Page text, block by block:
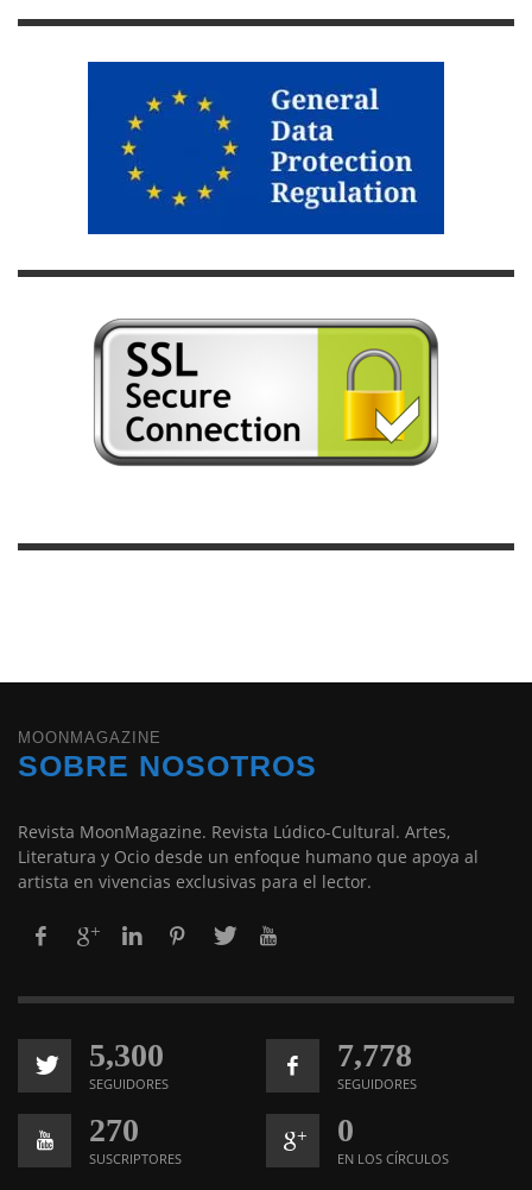
MOONMAGAZINE
SOBRE NOSOTROS
Revista MoonMagazine. Revista Lúdico-Cultural. Artes,
Literatura y Ocio desde un enfoque humano que apoya al
artista en vivencias exclusivas para el lector.
5,300
SEGUIDORES
7,778
SEGUIDORES
270
SUSCRIPTORES
0
EN LOS CÍRCULOS